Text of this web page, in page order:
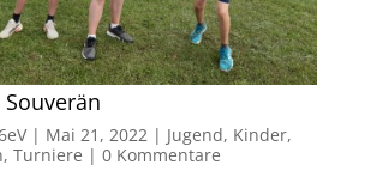
Souverän
| Mai 21, 2022| Jugend, Kinder,
, Turniere | 0 Kommentare